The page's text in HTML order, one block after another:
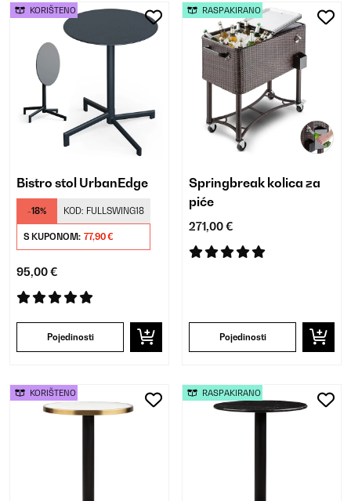
Bistro stol UrbanEdge
-18% KOD: FULLSWING18
S KUPONOM: 77,90 €
95,00 €
Pojedinosti
KORIŠTENO
Springbreak kolica za
piće
271,00 €
Pojedinosti
RASPAKIRANO
KORIŠTENO RASPAKIRANO